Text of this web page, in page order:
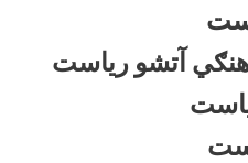
آتشو رياست